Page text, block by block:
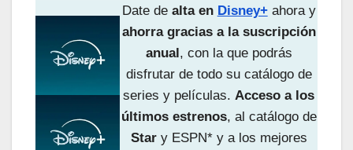
Date de alta en Disney+ahora y
ahorra gracias a la suscripción
anual, con la que podrás
disfrutar de todo su catálogo de
series y películas. Acceso a los
últimos estrenos, al catálogo de
Stary ESPN* y a los mejores